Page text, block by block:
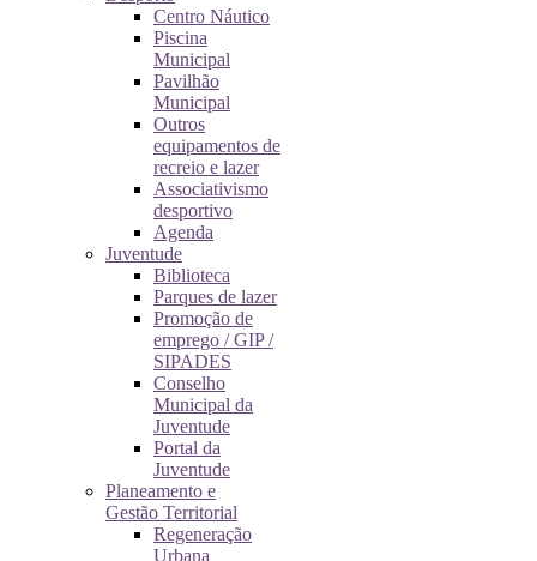
Centro Náutico
Piscina
Municipal
Pavilhão
Municipal
Outros
equipamentos de
recreio e lazer
Associativismo
desportivo
Agenda
Juventude
Biblioteca
Parques de lazer
Promoção de
emprego / GIP /
SIPADES
Conselho
Municipal da
Juventude
Portal da
Juventude
Planeamento e
Gestão Territorial
Regeneração
Urbana